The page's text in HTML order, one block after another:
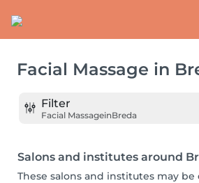
Facial Massage in
Filter
Facial MassageinBreda
Salons and institutes around
These salons and institutes may be